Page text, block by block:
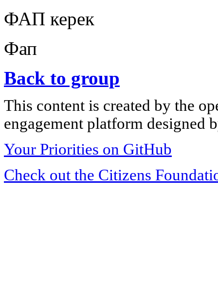
ФАП керек
Фап
Back to group
This content is created by the
engagement platform designed
Your Priorities on GitHub
Check out the Citizens